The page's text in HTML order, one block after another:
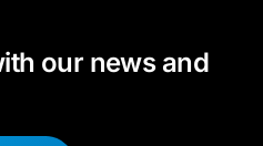
our news and